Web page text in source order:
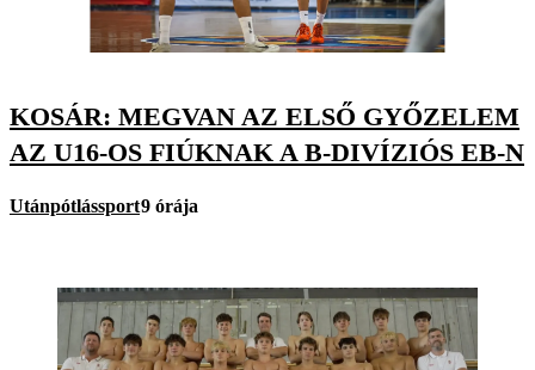
KOSÁR: MEGVAN AZ ELSŐ GYŐZELEM
AZ U16-OS FIÚKNAK A B-DIVÍZIÓS EB-N
Utánpótlássport9 órája